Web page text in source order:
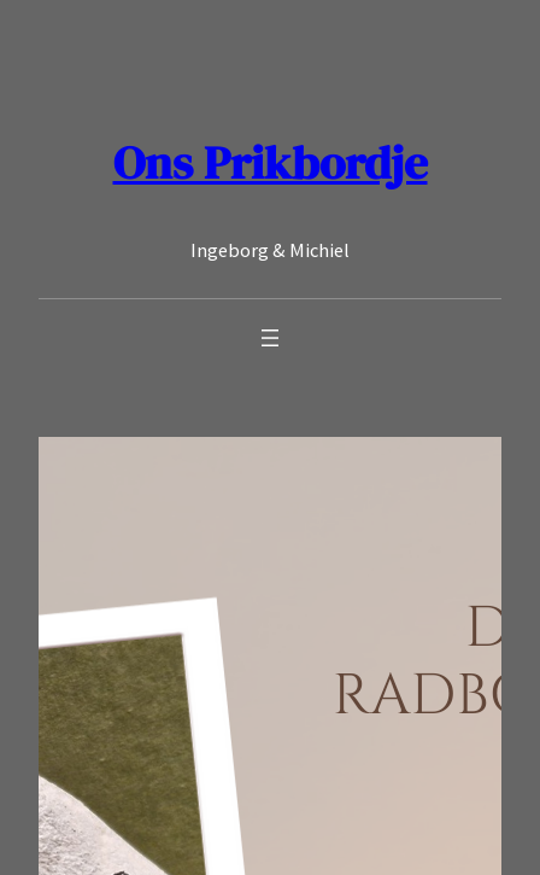
Ons Prikbordje
Ingeborg & Michiel